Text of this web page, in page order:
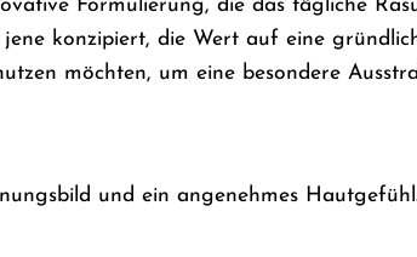
Formulierung, die das tägliche
konzipiert, die Wert auf eine
möchten, um eine besondere
und ein angenehmes